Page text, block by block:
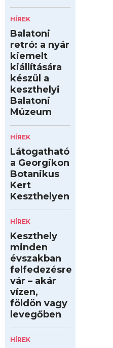
HÍREK
Balatoni
retró: a nyár
kiemelt
kiállítására
készül a
keszthelyi
Balatoni
Múzeum
HÍREK
Látogatható
a Georgikon
Botanikus
Kert
Keszthelyen
HÍREK
Keszthely
minden
évszakban
felfedezésre
vár – akár
vízen,
földön vagy
levegőben
HÍREK